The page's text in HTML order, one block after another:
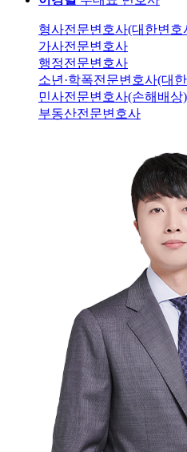
형사전문변호사(대한변호
가사전문변호사
행정전문변호사
소년·학폭전문변호사(대
민사전문변호사(손해배상)
부동산전문변호사